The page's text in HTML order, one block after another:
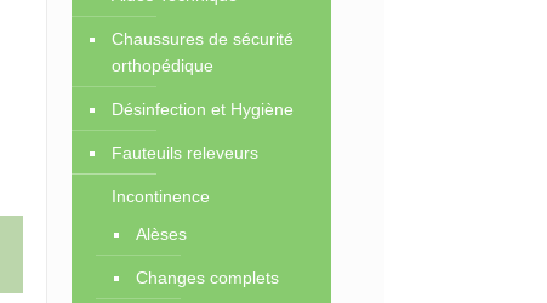
Chaussures de sécurité
orthopédique
Désinfection et Hygiène
Fauteuils releveurs
Incontinence
Alèses
Changes complets